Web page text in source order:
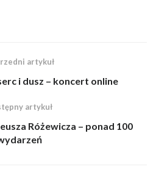
artykuł
i dusz – koncert online
artykuł
Różewicza – ponad 100